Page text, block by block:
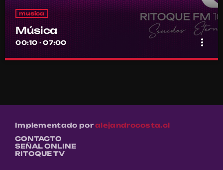
musica
Música
00:10 - 07:00 more_vert
Música
Implementado poralejandrocosta.cl
CONTACTO
SEÑAL ONLINE
RITOQUE TV